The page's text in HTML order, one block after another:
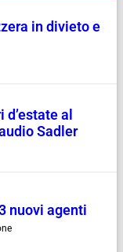
in divieto e
al
Sadler
nuovi agenti